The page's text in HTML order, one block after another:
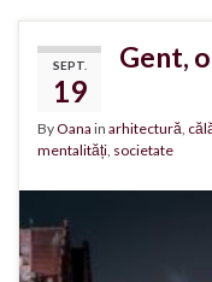
SEPT.
19
Gent,
ByOana in arhitectură
mentalități societate